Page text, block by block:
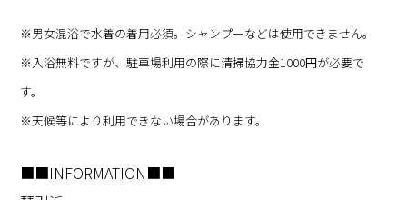
※男女混浴で水着の着用必須。シャンプーなどは使用できません。
※入浴無料ですが、駐車場利用の際に清掃協力金1000円が必要で
す。
※天候等により利用できない場合があります。
■■INFORMATION■■